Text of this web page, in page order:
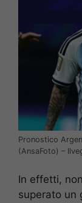
Pronostico
(AnsaFoto) –
In effetti,
superato un